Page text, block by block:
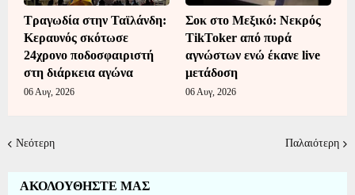
Τραγωδία στην Ταϊλάνδη:
Κεραυνός σκότωσε
24χρονο ποδοσφαιριστή
στη διάρκεια αγώνα
06 Αυγ, 2026
Σοκ στο Μεξικό: Νεκρός
TikToker από πυρά
αγνώστων ενώ έκανε live
μετάδοση
06 Αυγ, 2026
Νεότερη Παλαιότερη
ΑΚΟΛΟΥΘΗΣΤΕ ΜΑΣ